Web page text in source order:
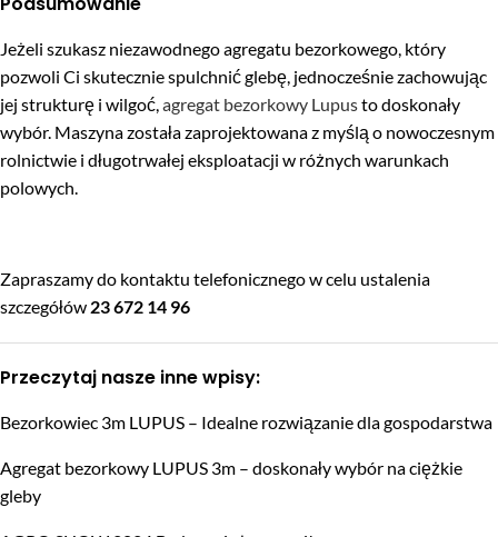
Jeżeli szukasz niezawodnego agregatu bezorkowego, który
pozwoli Ci skutecznie spulchnić glebę, jednocześnie zachowując
jej strukturę i wilgoć, agregat bezorkowy Lupusto doskonały
wybór. Maszyna została zaprojektowana z myślą o nowoczesnym
rolnictwie i długotrwałej eksploatacji w różnych warunkach
polowych.
Zapraszamy do kontaktu telefonicznego w celu ustalenia
szczegółów 23 672 14 96
Przeczytaj nasze inne wpisy:
Bezorkowiec 3m LUPUS – Idealne rozwiązanie dla gospodarstwa
Agregat bezorkowy LUPUS 3m – doskonały wybór na ciężkie
gleby